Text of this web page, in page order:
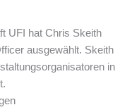
UFI hat Chris Skeith
ausgewählt. Skeith
in